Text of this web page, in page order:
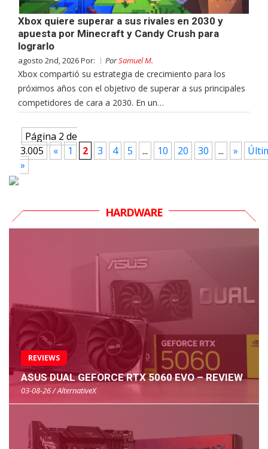
Xbox quiere superar a sus rivales en 2030 y
apuesta por Minecraft y Candy Crush para
lograrlo
agosto 2nd, 2026 Por: PorSamuel M.
Xbox compartió su estrategia de crecimiento para los
próximos años con el objetivo de superar a sus principales
competidores de cara a 2030. En un…
Página 2 de
3.005
« 1 2 3 4 5 ... 10 20 30 ... »
»
HARDWARE
REVIEWS
ASUS DUAL GEFORCE RTX 5060 EVO – REVIEW
03-08-26 / AlternativeX